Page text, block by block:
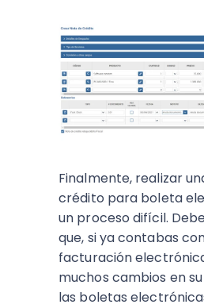
Finalmente, realizar
crédito para boleta
un proceso difícil.
que, si ya contabas
facturación
muchos cambios en
las boletas